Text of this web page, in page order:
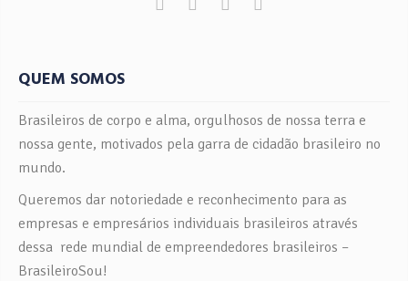
QUEM SOMOS
Brasileiros de corpo e alma, orgulhosos de nossa terra e
nossa gente, motivados pela garra de cidadão brasileiro no
mundo.
Queremos dar notoriedade e reconhecimento para as
empresas e empresários individuais brasileiros através
dessa rede mundial de empreendedores brasileiros –
BrasileiroSou!